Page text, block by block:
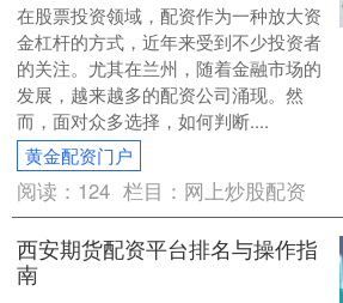
在股票投资领域，配资作为一种放大资
金杠杆的方式，近年来受到不少投资者
的关注。尤其在兰州，随着金融市场的
发展，越来越多的配资公司涌现。然
而，面对众多选择，如何判断....
黄金配资门户
阅读： 124 栏目： 网上炒股配资
西安期货配资平台排名与操作指
南